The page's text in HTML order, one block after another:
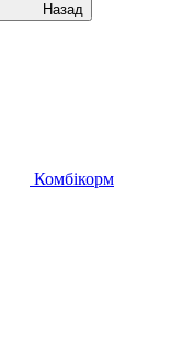
Назад
Комбікорм